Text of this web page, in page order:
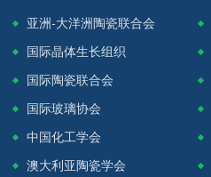
亚洲-大洋洲陶瓷联合会
国际晶体生长组织
国际陶瓷联合会
国际玻璃协会
中国化工学会
澳大利亚陶瓷学会